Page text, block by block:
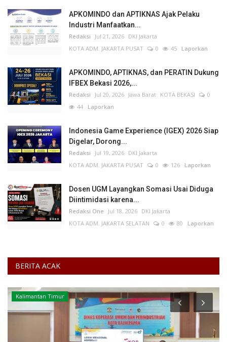
APKOMINDO dan APTIKNAS Ajak Pelaku
Industri Manfaatkan...
Redaksi Jul 21, 2026 DKI Jakarta
KOTA ADM. JAKARTA PUSAT
0 45 Laporkan
APKOMINDO, APTIKNAS, dan PERATIN Dukung
IFBEX Bekasi 2026,...
Redaksi Jul 20, 2026 Jawa Barat KOTA BEKASI
0
44 Laporkan
Indonesia Game Experience (IGEX) 2026 Siap
Digelar, Dorong...
Redaksi Jul 19, 2026 DKI Jakarta
KOTA ADM. JAKARTA PUSAT
0 126 Laporkan
Dosen UGM Layangkan Somasi Usai Diduga
Diintimidasi karena...
Redaksi One Jul 18, 2026 DKI Jakarta
KOTA ADM. JAKARTA SELATAN
0 80 Laporkan
BERITA ACAK
Kalimantan Timur